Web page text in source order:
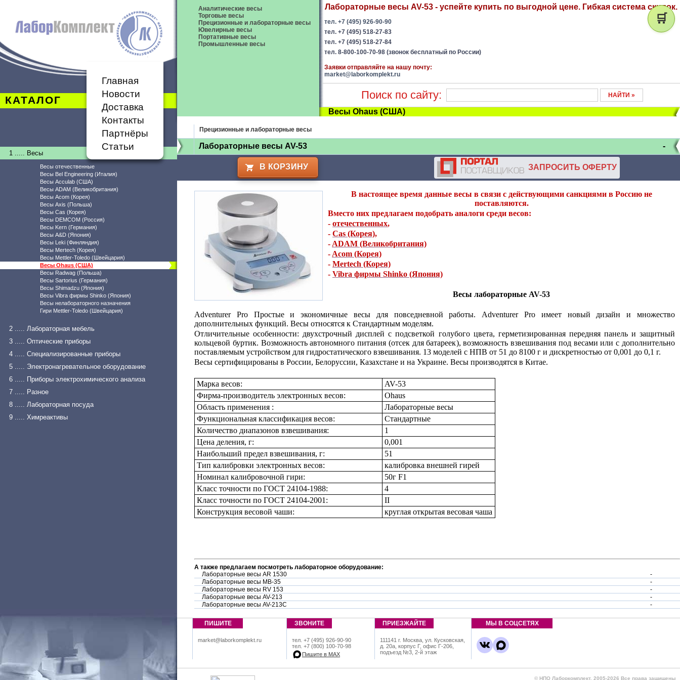
КАТАЛОГ
Главная
Новости
Доставка
Контакты
Партнёры
Статьи
1 ..... Весы
Весы отечественные
Весы Bel Engineering (Италия)
Весы Acculab (США)
Весы ADAM (Великобритания)
Весы Acom (Корея)
Весы Axis (Польша)
Весы Cas (Корея)
Весы DEMCOM (Россия)
Весы Kern (Германия)
Весы A&D (Япония)
Весы Leki (Финляндия)
Весы Mertech (Корея)
Весы Mettler-Toledo (Швейцария)
Весы Ohaus (США)
Весы Radwag (Польша)
Весы Sartorius (Германия)
Весы Shimadzu (Япония)
Весы Vibra фирмы Shinko (Япония)
Весы нелабораторного назначения
Гири Mettler-Toledo (Швейцария)
2 ..... Лабораторная мебель
3 ..... Оптические приборы
4 ..... Специализированные приборы
5 ..... Электронагревательное оборудование
6 ..... Приборы электрохимического анализа
7 ..... Разное
8 ..... Лабораторная посуда
9 ..... Химреактивы
Аналитические весы
Торговые весы
Прецизионные и лабораторные весы
Ювелирные весы
Портативные весы
Промышленные весы
Лабораторные весы AV-53 - успейте купить по выгодной цене. Гибкая система скидок.
тел. +7 (495) 926-90-90
тел. +7 (495) 518-27-83
тел. +7 (495) 518-27-84
тел. 8-800-100-70-98 (звонок бесплатный по России)
Заявки отправляйте на нашу почту:
market@laborkomplekt.ru
Поиск по сайту:
Весы Ohaus (США)
Прецизионные и лабораторные весы
Лабораторные весы AV-53 -
В КОРЗИНУ ЗАПРОСИТЬ ОФЕРТУ
В настоящее время данные весы в связи с действующими санкциями в Россию не
поставляются.
Вместо них предлагаем подобрать аналоги среди весов:
- отечественных,
- Cas (Корея),
- ADAM (Великобритания)
- Acom (Корея)
- Mertech (Корея)
- Vibra фирмы Shinko (Япония)
Весы лабораторные AV-53
Adventurer Pro Простые и экономичные весы для повседневной работы. Adventurer Pro имеет новый дизайн и множество
дополнительных функций. Весы относятся к Стандартным моделям.
Отличительные особенности: двухстрочный дисплей с подсветкой голубого цвета, герметизированная передняя панель и защитный
кольцевой буртик. Возможность автономного питания (отсек для батареек), возможность взвешивания под весами или с дополнительно
поставляемым устройством для гидростатического взвешивания. 13 моделей с НПВ от 51 до 8100 г и дискретностью от 0,001 до 0,1 г.
Весы сертифицированы в России, Белоруссии, Казахстане и на Украине. Весы производятся в Китае.
Марка весов:
AV-53
Фирма-производитель электронных весов:
Ohaus
Область применения :
Лабораторные весы
Функциональная классификация весов:
Стандартные
Количество диапазонов взвешивания:
1
Цена деления, г:
0,001
Наибольший предел взвешивания, г:
51
Тип калибровки электронных весов:
калибровка внешней гирей
Номинал калибровочной гири:
50г F1
Класс точности по ГОСТ 24104-1988:
4
Класс точности по ГОСТ 24104-2001:
II
Конструкция весовой чаши:
круглая открытая весовая чаша
А также предлагаем посмотреть лабораторное оборудование:
Лабораторные весы AR 1530
-
Лабораторные весы МВ-35
-
Лабораторные весы RV 153
-
Лабораторные весы AV-213
-
Лабораторные весы AV-213C
-
ПИШИТЕ
market@laborkomplekt.ru
ЗВОНИТЕ
тел. +7 (495) 926-90-90
тел. +7 (800) 100-70-98
Пишите в МАХ
ПРИЕЗЖАЙТЕ
111141 г. Москва, ул. Кусковская,
д. 20а, корпус Г, офис Г-206,
подъезд №3, 2-й этаж
МЫ В СОЦСЕТЯХ
© НПО Лаборкомплект, 2005-2026 Все права защищены
🛒